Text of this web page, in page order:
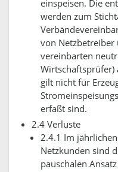
einspeisen. Die
werden zum
von
vereinbarten
Wirtschaftsprüfer)
gilt nicht für
erfaßt sind.
2.4 Verluste
2.4.1 Im
Netzkunden sind
pauschalen